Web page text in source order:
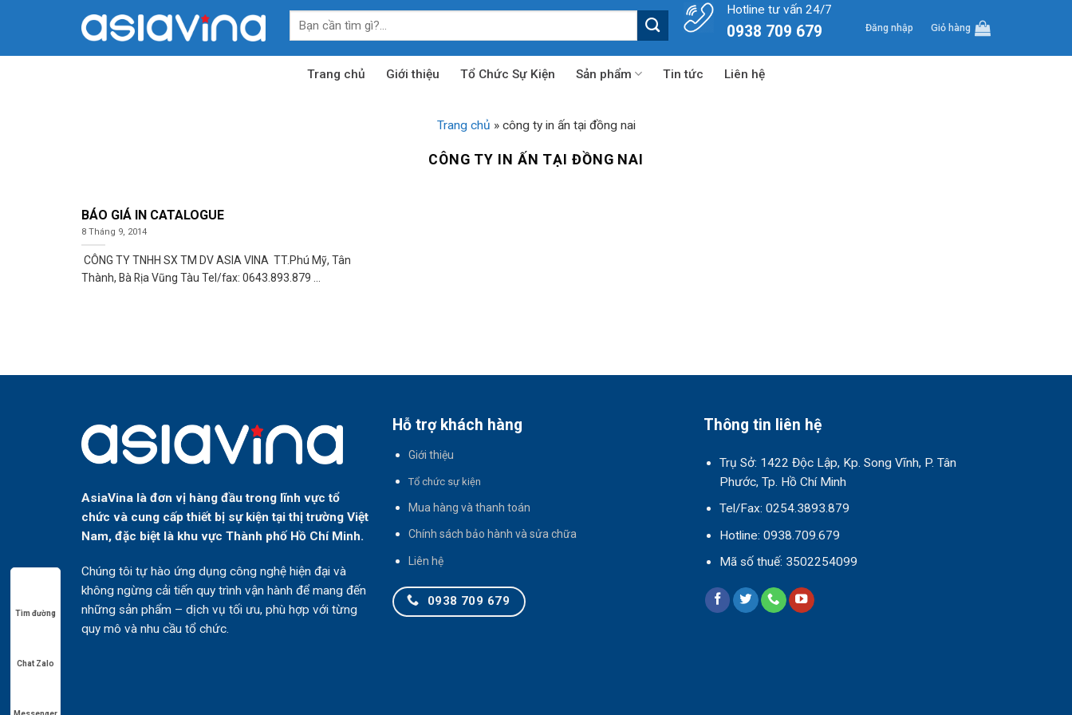
Tìm
kiếm:
Hotline tư vấn 24/7
0938 709 679 Đăng nhập Giỏ hàng
Trang chủ Giới thiệu Tổ Chức Sự Kiện Sản phẩm Tin tức Liên hệ
Trang chủ » công ty in ấn tại đồng nai
CÔNG TY IN ẤN TẠI ĐỒNG NAI
BÁO GIÁ IN CATALOGUE
8 Tháng 9, 2014
​ CÔNG TY TNHH SX TM DV ASIA VINA TT.Phú Mỹ, Tân
Thành, Bà Rịa Vũng Tàu Tel/fax: 0643.893.879 ...
AsiaVina là đơn vị hàng đầu trong lĩnh vực tổ
chức và cung cấp thiết bị sự kiện tại thị trường Việt
Nam, đặc biệt là khu vực Thành phố Hồ Chí Minh.
Chúng tôi tự hào ứng dụng công nghệ hiện đại và
không ngừng cải tiến quy trình vận hành để mang đến
những sản phẩm – dịch vụ tối ưu, phù hợp với từng
quy mô và nhu cầu tổ chức.
Hỗ trợ khách hàng
Giới thiệu
Tổ chức sự kiện
Mua hàng và thanh toán
Chính sách bảo hành và sửa chữa
Liên hệ
0938 709 679
Thông tin liên hệ
Trụ Sở: 1422 Độc Lập, Kp. Song Vĩnh, P. Tân
Phước, Tp. Hồ Chí Minh
Tel/Fax: 0254.3893.879
Hotline: 0938.709.679
Mã số thuế: 3502254099
Tìm đường
Chat Zalo